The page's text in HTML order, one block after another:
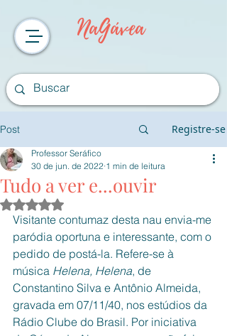
NaGávea
Post Registre-se
Tudo a ver e...ouvir
Professor Seráfico
30 de jun. de 2022 1 min de leitura
Avaliado com NaN de 5 estrelas.
Visitante contumaz desta nau envia-me
paródia oportuna e interessante, com o
pedido de postá-la. Refere-se à
música Helena, Helena, de
Constantino Silva e Antônio Almeida,
gravada em 07/11/40, nos estúdios da
Rádio Clube do Brasil. Por iniciativa